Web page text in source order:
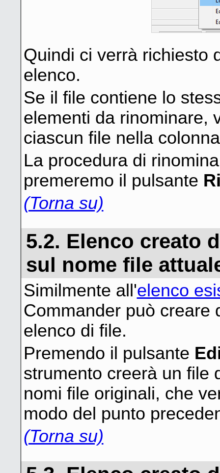
Quindi ci verrà richiesto
elenco.
Se il file contiene lo
elementi da rinominare,
ciascun file nella
La procedura di
premeremo il pulsante
(Torna su)
5.2. Elenco creato
sul nome file
Similmente all'elenco
Commander può creare
elenco di file.
Premendo il pulsante
strumento creerà un file
nomi file originali, che
modo del punto
(Torna su)